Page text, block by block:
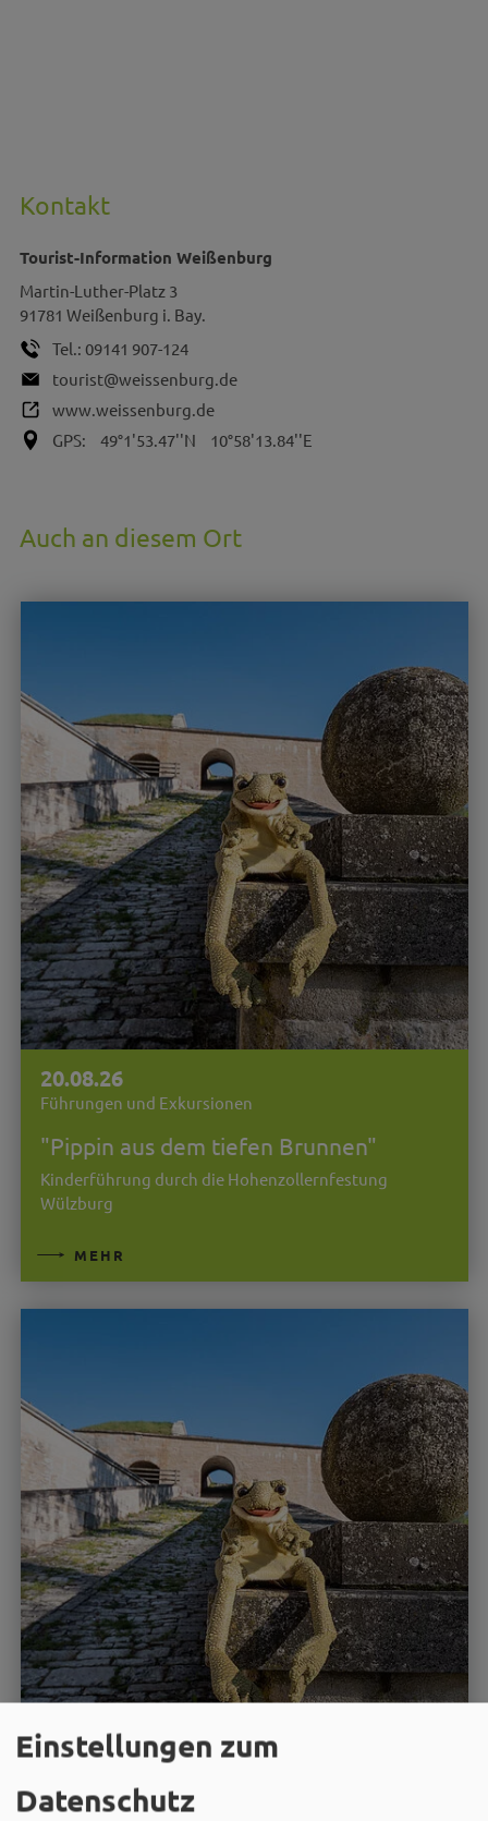
Kontakt
Tourist-Information Weißenburg
Martin-Luther-Platz 3
91781 Weißenburg i. Bay.
Tel.: 09141 907-124
tourist@weissenburg.de
www.weissenburg.de
GPS:
49°1'53.47''N 10°58'13.84''E
Auch an diesem Ort
20.08.26
Führungen und Exkursionen
"Pippin aus dem tiefen Brunnen"
Kinderführung durch die Hohenzollernfestung
Wülzburg
MEHR
03.09.26
Führungen und Exkursionen
Einstellungen zum
Datenschutz